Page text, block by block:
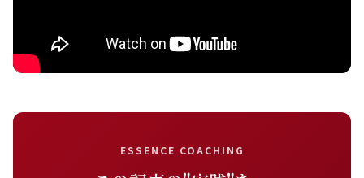
ESSENCE COACHING